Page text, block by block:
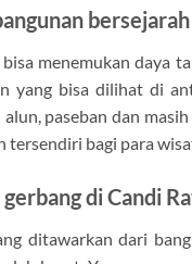
menemukan daya
yang bisa dilihat di
paseban dan
tersendiri bagi para
di Candi
ditawarkan dari